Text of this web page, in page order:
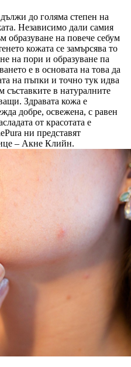
до голяма степен на
Независимо дали самия
образуване на повече себум
кожата се замърсява то
на пори и образуване па
е в основата на това да
на пъпки и точно тук идва
в натуралните
Здравата кожа е
добре, освежена, с равен
от красотата е
ни представят
– Акне Клийн.